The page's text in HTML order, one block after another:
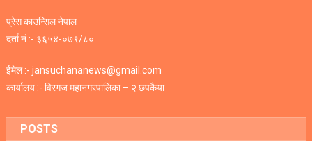
प्रेस काउन्सिल नेपाल
दर्ता नं :- ३६५४-०७९/८०
ईमेल :- jansuchananews@gmail.com
कार्यालय :- विरगज महानगरपालिका – २ छपकैया
POSTS